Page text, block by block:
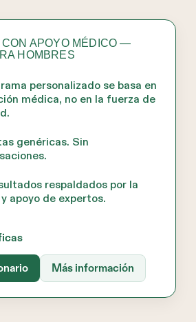
CON APOYO MÉDICO —
HOMBRES
personalizado se basa en
médica, no en la fuerza de
genéricas. Sin
respaldados por la
apoyo de expertos.
Más información